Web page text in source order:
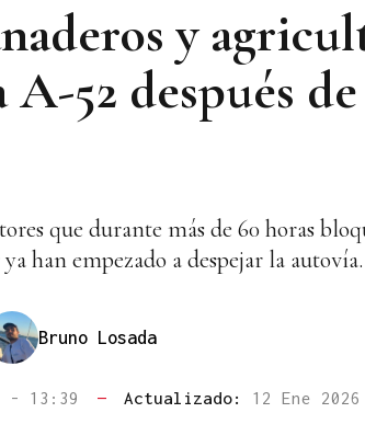
y
A-52 después
que durante más de 60 horas
han empezado a despejar la autovía.
Bruno Losada
- 13:39 — Actualizado: 12 Ene